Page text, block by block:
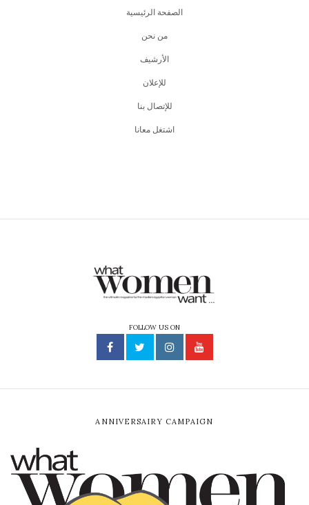
الصفحة الرئيسية
من نحن
اﻷرشيف
للإعلان
للإتصال بنا
اشتغل معانا
FOLLOW US ON
ANNIVERSAIRY CAMPAIGN